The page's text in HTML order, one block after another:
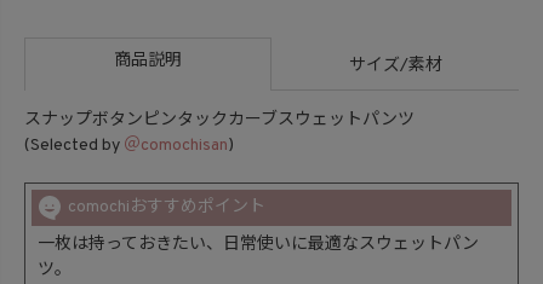
商品説明 サイズ/素材
スナップボタンピンタックカーブスウェットパンツ
(Selected by ＠comochisan)
comochiおすすめポイント
一枚は持っておきたい、日常使いに最適なスウェットパン
ツ。